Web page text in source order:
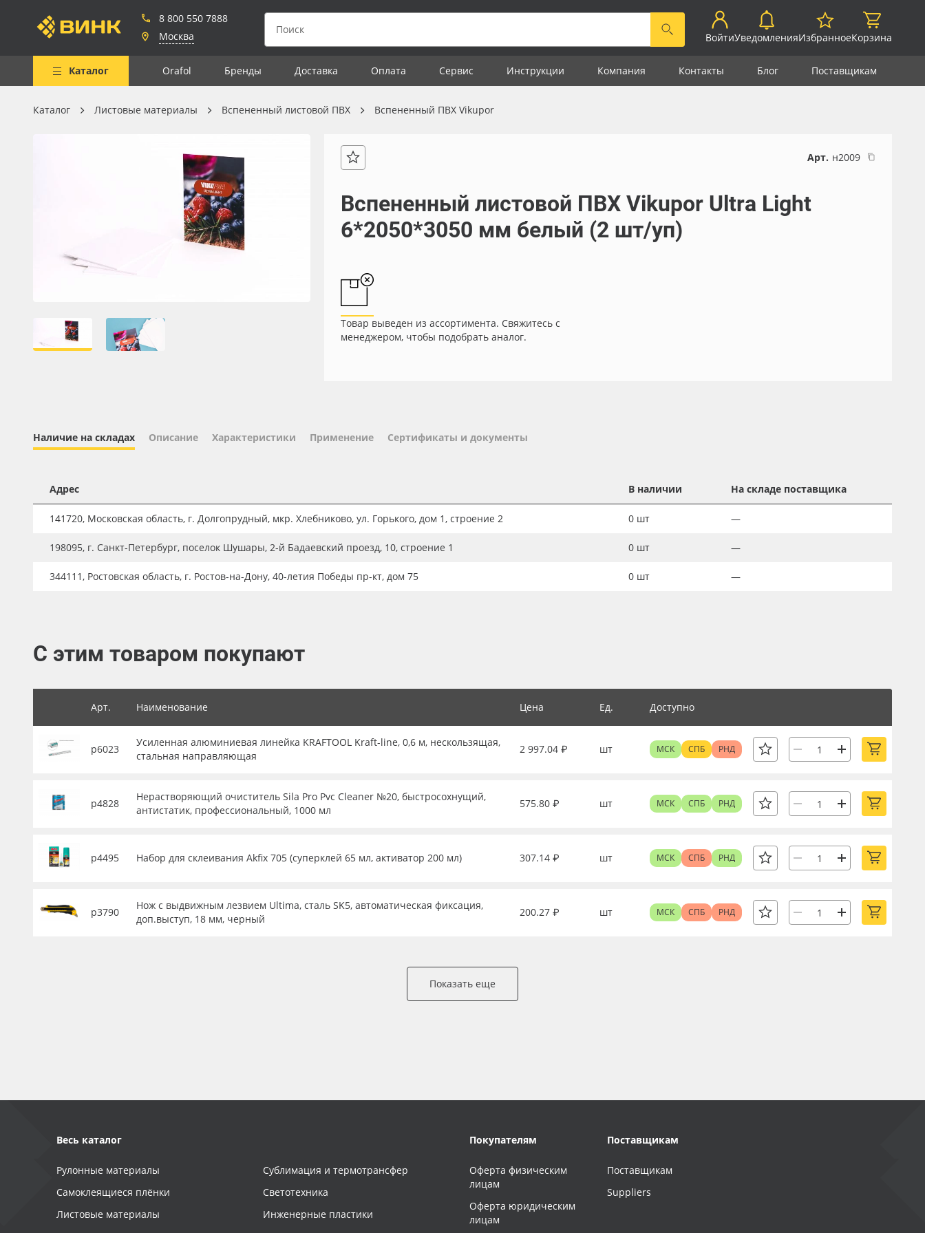
8 800 550 7888
Москва
ВойтиУведомленияИзбранноеКорзина
Каталог Orafol Бренды Доставка Оплата Сервис Инструкции Компания Контакты Блог Поставщикам
Весь каталог
Мобильные конструкции и
Сублимация и термотрансфер
Оборудование и инструмент
Orajet 3640
ПЭТ бэклит
Заготовки для сувениров
Каталог Листовые материалы Вспененный листовой ПВХ Вспененный ПВХ Vikupor
Арт. н2009
Вспененный листовой ПВХ Vikupor Ultra Light
6*2050*3050 мм белый (2 шт/уп)
Товар выведен из ассортимента. Свяжитесь с
менеджером, чтобы подобрать аналог.
Наличие на складах Описание Характеристики Применение Сертификаты и документы
Адрес В наличии На складе поставщика
141720, Московская область, г. Долгопрудный, мкр. Хлебниково, ул. Горького, дом 1, строение 2 0 шт —
198095, г. Санкт-Петербург, поселок Шушары, 2-й Бадаевский проезд, 10, строение 1 0 шт —
344111, Ростовская область, г. Ростов-на-Дону, 40-летия Победы пр-кт, дом 75 0 шт —
С этим товаром покупают
Арт. Наименование Цена Ед. Доступно
р6023
Усиленная алюминиевая линейка KRAFTOOL Kraft-line, 0,6 м, нескользящая,
стальная направляющая
2 997.04 ₽ шт МСК СПБ РНД
р4828
Нерастворяющий очиститель Sila Pro Pvc Cleaner №20, быстросохнущий,
антистатик, профессиональный, 1000 мл
575.80 ₽ шт МСК СПБ РНД
р4495 Набор для склеивания Akfix 705 (суперклей 65 мл, активатор 200 мл) 307.14 ₽ шт МСК СПБ РНД
р3790
Нож с выдвижным лезвием Ultima, сталь SK5, автоматическая фиксация,
доп.выступ, 18 мм, черный
200.27 ₽ шт МСК СПБ РНД
Показать еще
Весь каталог
Рулонные материалы
Самоклеящиеся плёнки
Листовые материалы
Сублимация и термотрансфер
Светотехника
Инженерные пластики
Покупателям
Оферта физическим
лицам
Оферта юридическим
лицам
Поставщикам
Поставщикам
Suppliers